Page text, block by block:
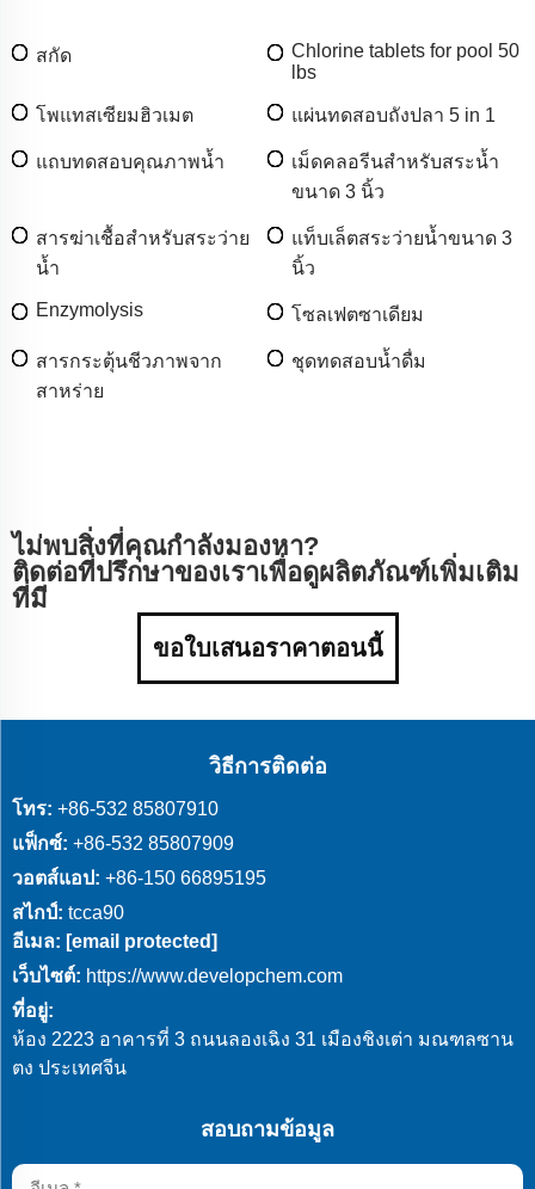
สกัด
Chlorine tablets for pool 50
lbs
โพแทสเซียมฮิวเมต แผ่นทดสอบถังปลา 5 in 1
แถบทดสอบคุณภาพน้ำ
เม็ดคลอรีนสำหรับสระน้ำ
ขนาด 3 นิ้ว
สารฆ่าเชื้อสำหรับสระว่าย
น้ำ
แท็บเล็ตสระว่ายน้ำขนาด 3
นิ้ว
Enzymolysis โซลเฟตซาเดียม
สารกระตุ้นชีวภาพจาก
สาหร่าย
ชุดทดสอบน้ำดื่ม
ไม่พบสิ่งที่คุณกำลังมองหา?
ติดต่อที่ปรึกษาของเราเพื่อดูผลิตภัณฑ์เพิ่มเติม
ที่มี
ขอใบเสนอราคาตอนนี้
วิธีการติดต่อ
โทร: +86-532 85807910
แฟ็กซ์: +86-532 85807909
วอตส์แอป: +86-150 66895195
สไกป์: tcca90
อีเมล: [email protected]
เว็บไซต์: https://www.developchem.com
ที่อยู่:
ห้อง 2223 อาคารที่ 3 ถนนลองเฉิง 31 เมืองชิงเต่า มณฑลซาน
ตง ประเทศจีน
สอบถามข้อมูล